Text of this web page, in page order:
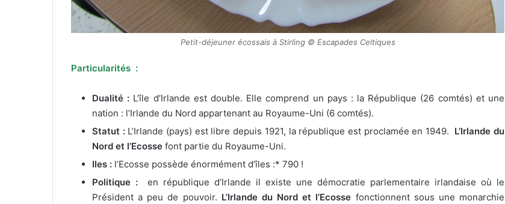
Petit-déjeuner écossais à Stirling © Escapades Celtiques
Particularités :
Dualité : L’île d’Irlande est double. Elle comprend un pays : la République (26 comtés) et une
nation : l’Irlande du Nord appartenant au Royaume-Uni (6 comtés).
Statut :L’Irlande (pays) est libre depuis 1921, la république est proclamée en 1949. L’Irlande du
Nord et l’Ecosse font partie du Royaume-Uni.
Iles : l’Ecosse possède énormément d’îles :* 790 !
Politique : en république d’Irlande il existe une démocratie parlementaire irlandaise où le
Président a peu de pouvoir. L’Irlande du Nord et l’Ecosse fonctionnent sous une monarchie